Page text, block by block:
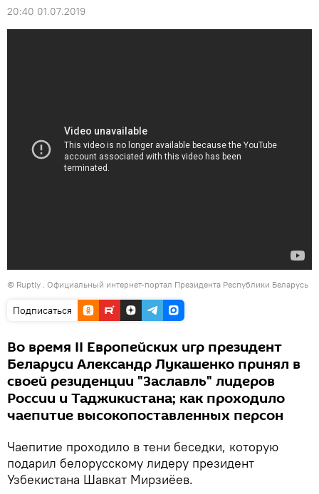
20:40 01.07.2019
© Ruptly . Официальный интернет-портал Президента Республики Беларусь
Подписаться
Во время II Европейских игр президент
Беларуси Александр Лукашенко принял в
своей резиденции "Заславль" лидеров
России и Таджикистана; как проходило
чаепитие высокопоставленных персон
Чаепитие проходило в тени беседки, которую
подарил белорусскому лидеру президент
Узбекистана Шавкат Мирзиёев.